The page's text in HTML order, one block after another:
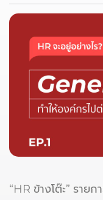
“HR ข้างโต๊ะ” ราย